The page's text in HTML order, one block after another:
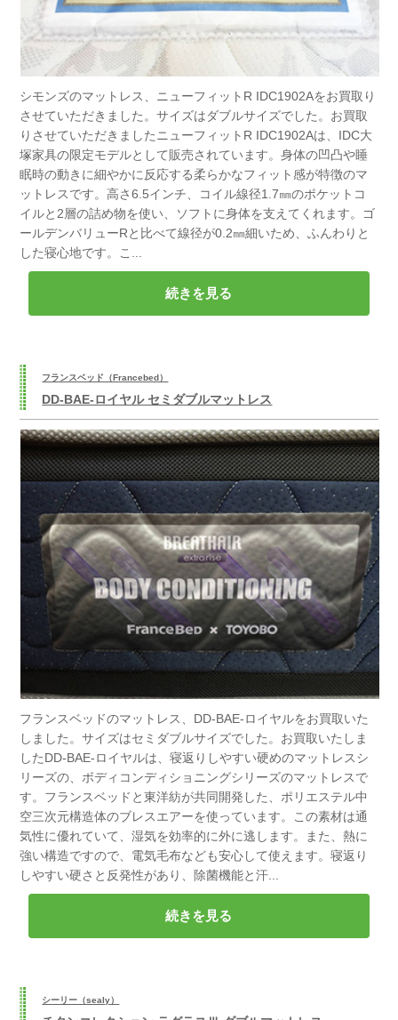
シモンズのマットレス、ニューフィットR IDC1902Aをお買取り
させていただきました。サイズはダブルサイズでした。お買取
りさせていただきましたニューフィットR IDC1902Aは、IDC大
塚家具の限定モデルとして販売されています。身体の凹凸や睡
眠時の動きに細やかに反応する柔らかなフィット感が特徴のマ
ットレスです。高さ6.5インチ、コイル線径1.7㎜のポケットコ
イルと2層の詰め物を使い、ソフトに身体を支えてくれます。ゴ
ールデンバリューRと比べて線径が0.2㎜細いため、ふんわりと
した寝心地です。こ...
続きを見る
フランスベッド（Francebed）
DD-BAE-ロイヤル セミダブルマットレス
フランスベッドのマットレス、DD-BAE-ロイヤルをお買取いた
しました。サイズはセミダブルサイズでした。お買取いたしま
したDD-BAE-ロイヤルは、寝返りしやすい硬めのマットレスシ
リーズの、ボディコンディショニングシリーズのマットレスで
す。フランスベッドと東洋紡が共同開発した、ポリエステル中
空三次元構造体のブレスエアーを使っています。この素材は通
気性に優れていて、湿気を効率的に外に逃します。また、熱に
強い構造ですので、電気毛布なども安心して使えます。寝返り
しやすい硬さと反発性があり、除菌機能と汗...
続きを見る
シーリー（sealy）